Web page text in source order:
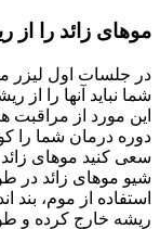
موهای زائد را از
در جلسات اول لیزر
شما نباید آنها را از
این مورد از
دوره درمان شما را
سعی کنید موهای زائد
شیو موهای زائد در
استفاده از موم، بند
ریشه خارج کرده و